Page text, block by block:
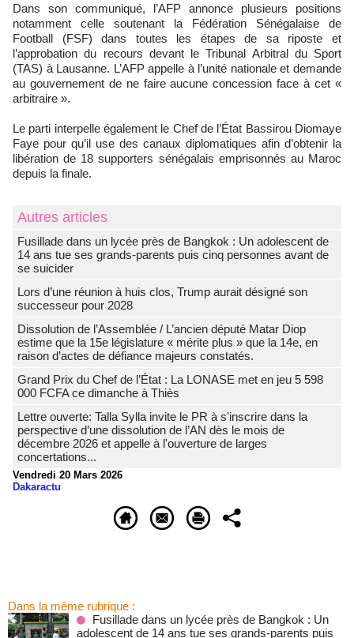
Dans son communiqué, l’AFP annonce plusieurs positions
notamment celle soutenant la Fédération Sénégalaise de
Football (FSF) dans toutes les étapes de sa riposte et
l’approbation du recours devant le Tribunal Arbitral du Sport
(TAS) à Lausanne. L’AFP appelle à l’unité nationale et demande
au gouvernement de ne faire aucune concession face à cet «
arbitraire ».
Le parti interpelle également le Chef de l’État Bassirou Diomaye
Faye pour qu’il use des canaux diplomatiques afin d’obtenir la
libération de 18 supporters sénégalais emprisonnés au Maroc
depuis la finale.
Autres articles
Fusillade dans un lycée près de Bangkok : Un adolescent de
14 ans tue ses grands-parents puis cinq personnes avant de
se suicider
Lors d’une réunion à huis clos, Trump aurait désigné son
successeur pour 2028
Dissolution de l’Assemblée / L’ancien député Matar Diop
estime que la 15e législature « mérite plus » que la 14e, en
raison d’actes de défiance majeurs constatés.
Grand Prix du Chef de l’État : La LONASE met en jeu 5 598
000 FCFA ce dimanche à Thiès
Lettre ouverte: Talla Sylla invite le PR à s'inscrire dans la
perspective d’une dissolution de l’AN dès le mois de
décembre 2026 et appelle à l'ouverture de larges
concertations...
Vendredi 20 Mars 2026
Dakaractu
Dans la même rubrique :
Fusillade dans un lycée près de Bangkok : Un
adolescent de 14 ans tue ses grands-parents puis